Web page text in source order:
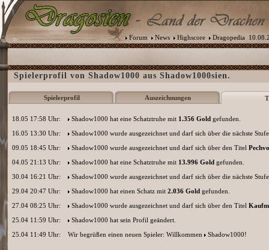
Forum News Highscore Dragopedia
Spielerprofil von Shadow1000 aus Shadow1000sien.
Spielerprofil Auszeichnungen
18.05 17:58 Uhr: Shadow1000 hat eine Schatztruhe mit 1.356 Gold gefunden.
16.05 13:30 Uhr:
Shadow1000 wurde ausgezeichnet und darf sich über die nächste
09.05 18:45 Uhr:
Shadow1000 wurde ausgezeichnet und darf sich über den Titel
04.05 21:13 Uhr:
Shadow1000 hat eine Schatztruhe mit 13.996 Gold gefunden.
30.04 16:21 Uhr:
Shadow1000 wurde ausgezeichnet und darf sich über die nächste
29.04 20:47 Uhr:
Shadow1000 hat einen Schatz mit 2.036 Gold gefunden.
27.04 08:25 Uhr:
Shadow1000 wurde ausgezeichnet und darf sich über den Titel
25.04 11:59 Uhr:
Shadow1000 hat sein Profil geändert.
25.04 11:49 Uhr:
Wir begrüßen einen neuen Spieler: Willkommen Shadow1000!